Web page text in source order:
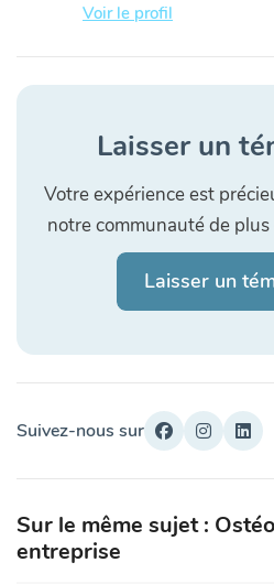
Voir le profil
Laisser un
Votre expérience est
notre communauté de
Laisser un
Suivez-nous sur
Sur le même sujet :
entreprise